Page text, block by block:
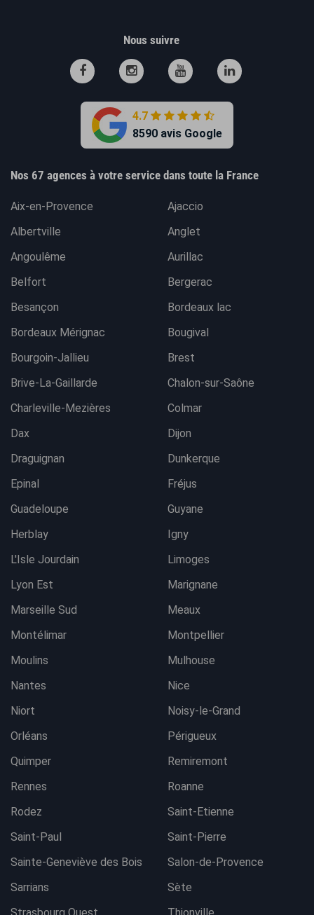
Nous suivre
4.7
8590 avis Google
Nos 67 agences à votre service dans toute la France
Aix-en-Provence
Ajaccio
Albertville
Anglet
Angoulême
Aurillac
Belfort
Bergerac
Besançon
Bordeaux lac
Bordeaux Mérignac
Bougival
Bourgoin-Jallieu
Brest
Brive-La-Gaillarde
Chalon-sur-Saône
Charleville-Mezières
Colmar
Dax
Dijon
Draguignan
Dunkerque
Epinal
Fréjus
Guadeloupe
Guyane
Herblay
Igny
L'Isle Jourdain
Limoges
Lyon Est
Marignane
Marseille Sud
Meaux
Montélimar
Montpellier
Moulins
Mulhouse
Nantes
Nice
Niort
Noisy-le-Grand
Orléans
Périgueux
Quimper
Remiremont
Rennes
Roanne
Rodez
Saint-Etienne
Saint-Paul
Saint-Pierre
Sainte-Geneviève des Bois
Salon-de-Provence
Sarrians
Sète